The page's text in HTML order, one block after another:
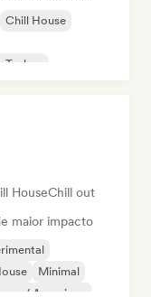
Chill House
HouseChill out
maior impacto
Minimal
/ Amapiano